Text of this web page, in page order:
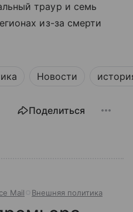
траур и семь
из-за смерти
Новости
Поделиться
Mail Внешняя политика